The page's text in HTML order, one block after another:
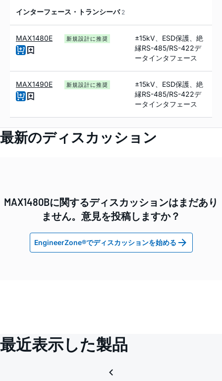
インターフェース・トランシーバ 2
MAX1480E 新規設計に推奨
±15kV、ESD保護、絶
縁RS-485/RS-422デ
ータインタフェース
MAX1490E 新規設計に推奨
±15kV、ESD保護、絶
縁RS-485/RS-422デ
ータインタフェース
最新のディスカッション
MAX1480Bに関するディスカッションはまだあり
ません。意見を投稿しますか？
EngineerZone®でディスカッションを始める
最近表示した製品